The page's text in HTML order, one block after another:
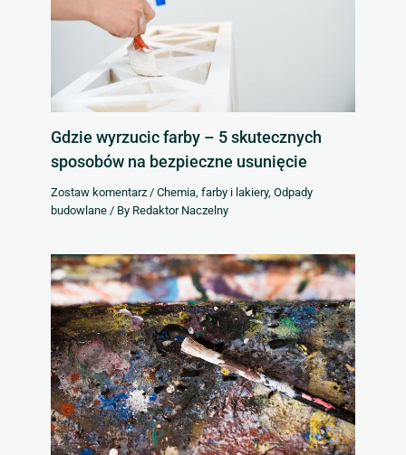
Gdzie wyrzucic farby – 5 skutecznych
sposobów na bezpieczne usunięcie
Zostaw komentarz /Chemia, farby i lakiery,Odpady
budowlane / By Redaktor Naczelny